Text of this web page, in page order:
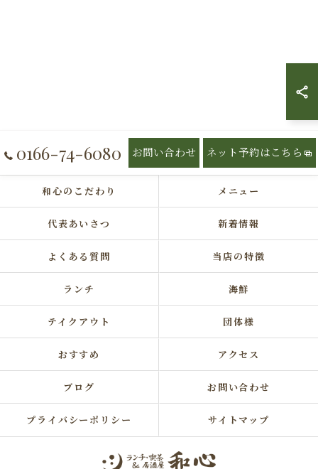
0166-74-6080 お問い合わせ ネット予約はこちら
和心のこだわり メニュー
代表あいさつ 新着情報
よくある質問 当店の特徴
ランチ 海鮮
テイクアウト 団体様
おすすめ アクセス
ブログ お問い合わせ
プライバシーポリシー サイトマップ